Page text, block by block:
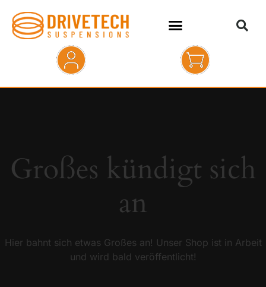
KONTAKT
Großes kündigt sich
an
Hier bahnt sich etwas Großes an! Unser Shop ist in Arbeit
und wird bald veröffentlicht!